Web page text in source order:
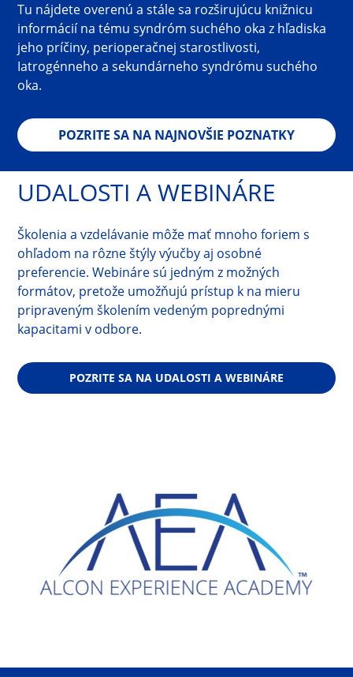
Tu nájdete overenú a stále sa rozširujúcu knižnicu
informácií na tému syndróm suchého oka z hľadiska
jeho príčiny, perioperačnej starostlivosti,
Iatrogénneho a sekundárneho syndrómu suchého
oka.
POZRITE SA NA NAJNOVŠIE POZNATKY
UDALOSTI A WEBINÁRE
Školenia a vzdelávanie môže mať mnoho foriem s
ohľadom na rôzne štýly výučby aj osobné
preferencie. Webináre sú jedným z možných
formátov, pretože umožňujú prístup k na mieru
pripraveným školením vedeným poprednými
kapacitami v odbore.
POZRITE SA NA UDALOSTI A WEBINÁRE